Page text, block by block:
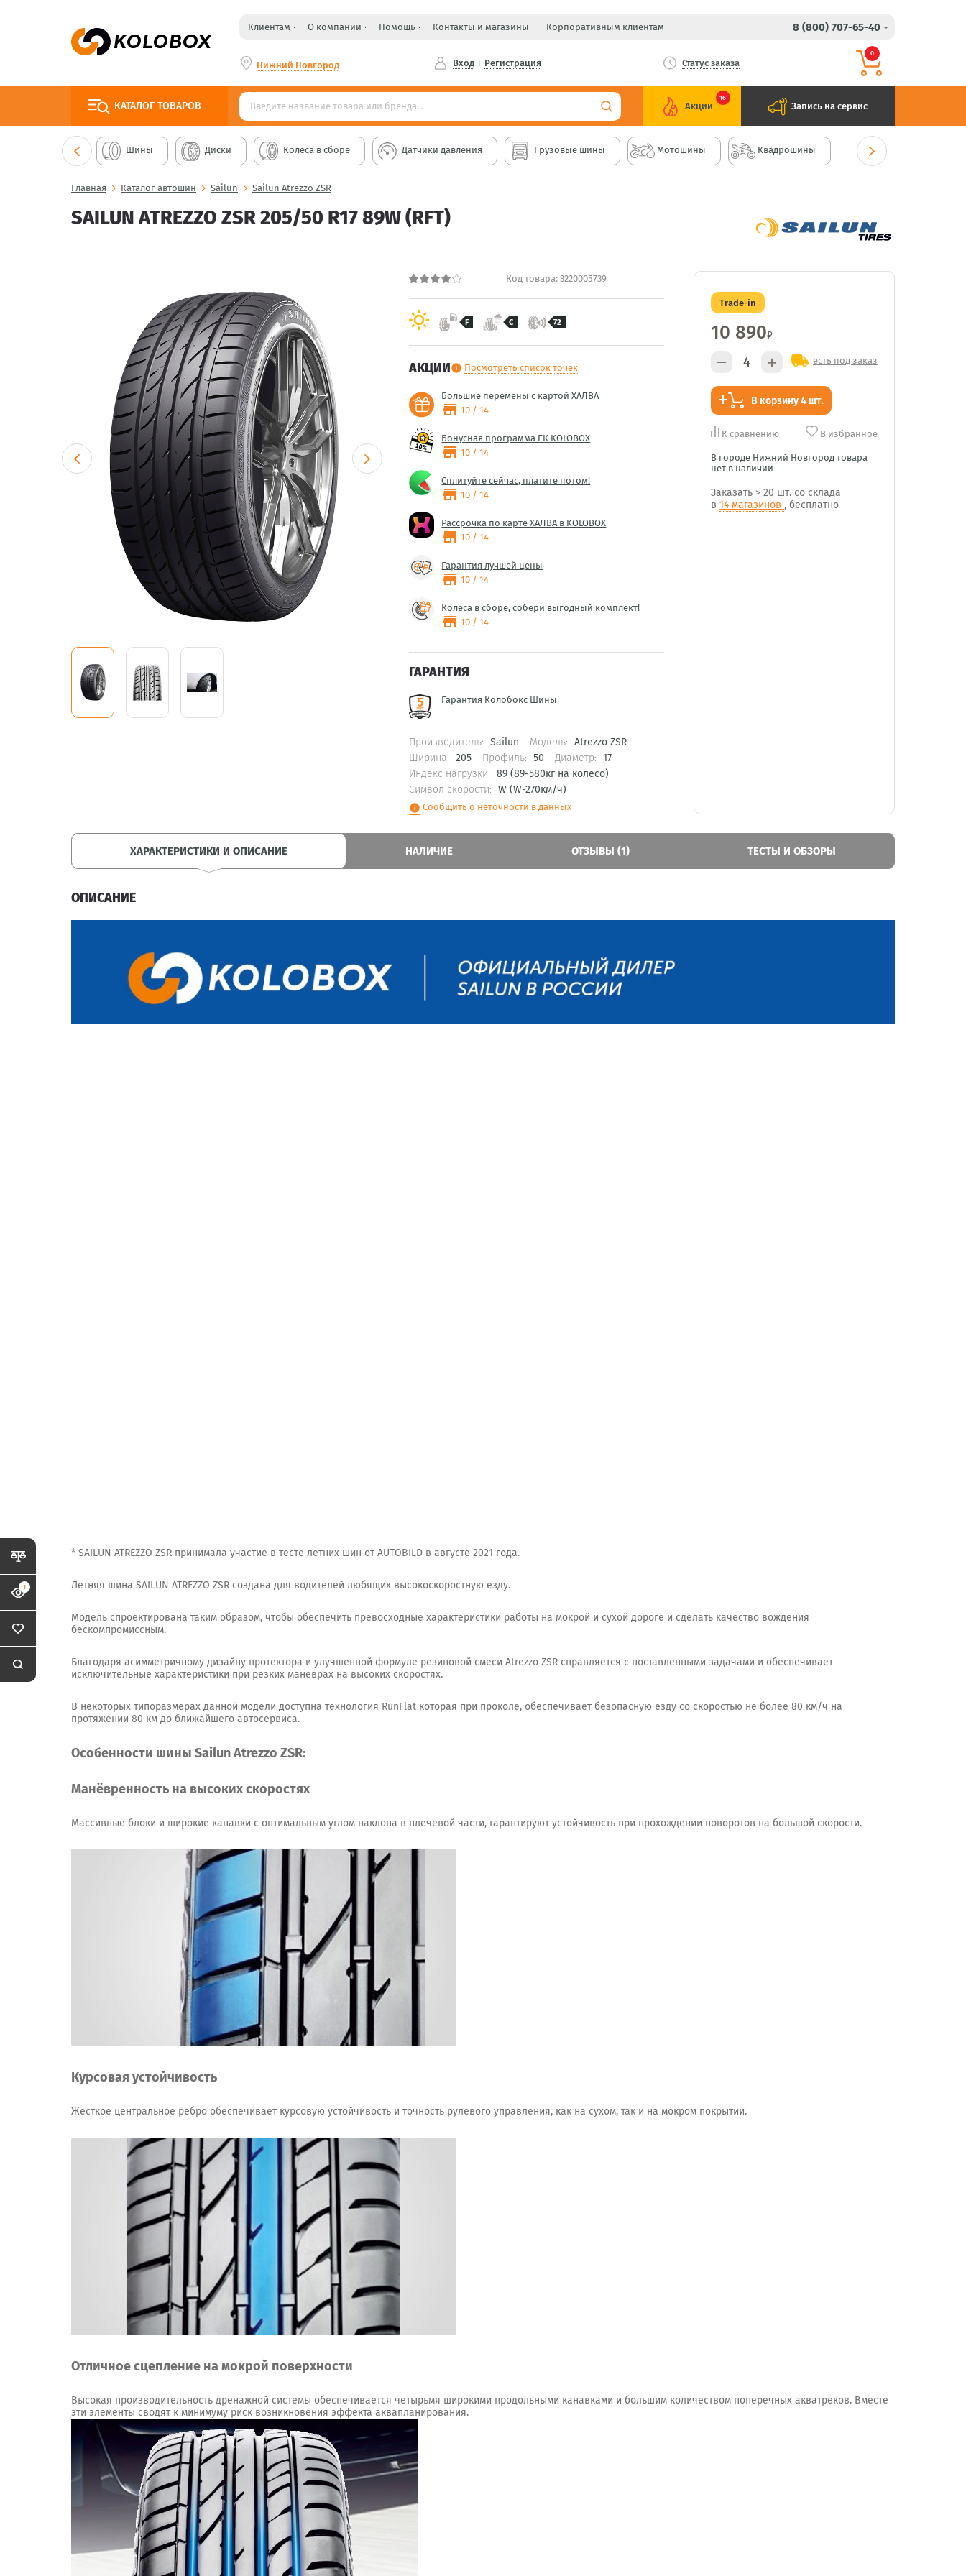
Клиентам О компании Помощь Контакты и магазины Корпоративным клиентам 8 (800) 707-65-40
Нижний Новгород Вход Регистрация Статус заказа
0
КАТАЛОГ ТОВАРОВ Акции
16
Запись на сервис
Шины Диски Колеса в сборе Датчики давления Грузовые шины Мотошины Квадрошины
Главная Каталог автошин Sailun Sailun Atrezzo ZSR
SAILUN ATREZZO ZSR 205/50 R17 89W (RFT)
Код товара:3220005739
F C 72
АКЦИИinfo Посмотреть список точек
Большие перемены с картой ХАЛВА
store 10 / 14
Бонусная программа ГК KOLOBOX
store 10 / 14
Сплитуйте сейчас, платите потом!
store 10 / 14
Рассрочка по карте ХАЛВА в KOLOBOX
store 10 / 14
Гарантия лучшей цены
store 10 / 14
Колеса в сборе, собери выгодный комплект!
store 10 / 14
ГАРАНТИЯ
Гарантия Колобокс Шины
Производитель: Sailun Модель:
Atrezzo ZSR
Ширина:
205 Профиль: 50 Диаметр:
17
Индекс нагрузки:
89 (89-580кг на колесо)
Символ скорости:
W (W-270км/ч)
info Сообщить о неточности в данных
Trade-in
10 890₽
есть под заказ
В корзину 4 шт.
К сравнению В избранное
В городе Нижний Новгород товара
нет в наличии
Заказать > 20 шт. со склада
в 14 магазинов , бесплатно
ХАРАКТЕРИСТИКИ И ОПИСАНИЕ НАЛИЧИЕ ОТЗЫВЫ (1) ТЕСТЫ И ОБЗОРЫ
ОПИСАНИЕ
* SAILUN ATREZZO ZSR принимала участие в тесте летних шин от AUTOBILD в августе 2021 года.
Летняя шина SAILUN ATREZZO ZSR создана для водителей любящих высокоскоростную езду.
Модель спроектирована таким образом, чтобы обеспечить превосходные характеристики работы на мокрой и сухой дороге и сделать качество вождения
бескомпромиссным.
Благодаря асимметричному дизайну протектора и улучшенной формуле резиновой смеси Atrezzo ZSR справляется с поставленными задачами и обеспечивает
исключительные характеристики при резких маневрах на высоких скоростях.
В некоторых типоразмерах данной модели доступна технология RunFlat которая при проколе, обеспечивает безопасную езду со скоростью не более 80 км/ч на
протяжении 80 км до ближайшего автосервиса.
Особенности шины Sailun Atrezzo ZSR:
Манёвренность на высоких скоростях
Массивные блоки и широкие канавки с оптимальным углом наклона в плечевой части, гарантируют устойчивость при прохождении поворотов на большой скорости.
Курсовая устойчивость
Жёсткое центральное ребро обеспечивает курсовую устойчивость и точность рулевого управления, как на сухом, так и на мокром покрытии.
Отличное сцепление на мокрой поверхности
Высокая производительность дренажной системы обеспечивается четырьмя широкими продольными канавками и большим количеством поперечных акватреков. Вместе
эти элементы сводят к минимуму риск возникновения эффекта аквапланирования.
1